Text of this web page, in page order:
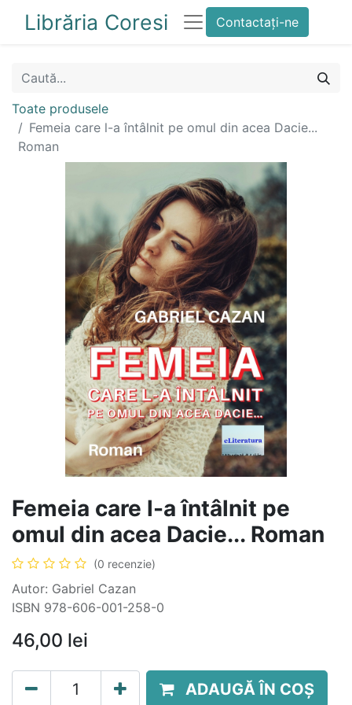
Librăria Coresi Contactați-ne
Toate produsele
Femeia care l-a întâlnit pe omul din acea Dacie...
Roman
Femeia care l-a întâlnit pe
omul din acea Dacie... Roman
(0 recenzie)
Autor: Gabriel Cazan
ISBN 978-606-001-258-0
46,00 lei
ADAUGĂ ÎN COȘ